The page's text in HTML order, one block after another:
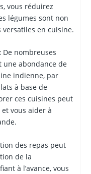
vous réduirez
légumes sont non
en cuisine.
De nombreuses
abondance de
indienne, par
à base de
ces cuisines peut
vous aider à
des repas peut
de la
à l’avance, vous